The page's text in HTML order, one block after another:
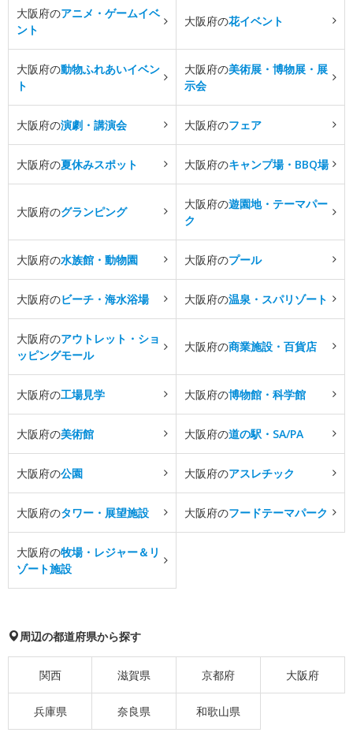
大阪府のアニメ・ゲームイベ
ント
大阪府の花イベント
大阪府の動物ふれあいイベン
ト
大阪府の美術展・博物展・展
示会
大阪府の演劇・講演会 大阪府のフェア
大阪府の夏休みスポット 大阪府のキャンプ場・BBQ場
大阪府のグランピング
大阪府の遊園地・テーマパー
ク
大阪府の水族館・動物園 大阪府のプール
大阪府のビーチ・海水浴場 大阪府の温泉・スパリゾート
大阪府のアウトレット・ショ
ッピングモール
大阪府の商業施設・百貨店
大阪府の工場見学 大阪府の博物館・科学館
大阪府の美術館 大阪府の道の駅・SA/PA
大阪府の公園 大阪府のアスレチック
大阪府のタワー・展望施設 大阪府のフードテーマパーク
大阪府の牧場・レジャー＆リ
ゾート施設
周辺の都道府県から探す
関西 滋賀県 京都府 大阪府
兵庫県 奈良県 和歌山県